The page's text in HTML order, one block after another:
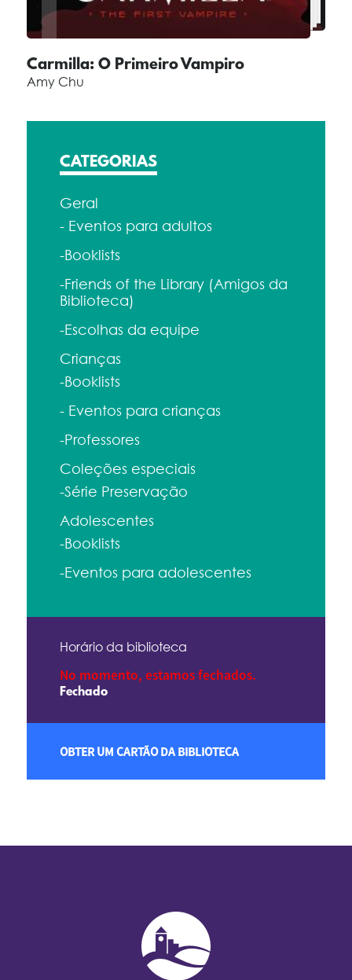
Carmilla: O Primeiro Vampiro
Amy Chu
CATEGORIAS
Geral
- Eventos para adultos
-Booklists
-Friends of the Library (Amigos da
Biblioteca)
-Escolhas da equipe
Crianças
-Booklists
- Eventos para crianças
-Professores
Coleções especiais
-Série Preservação
Adolescentes
-Booklists
-Eventos para adolescentes
Horário da biblioteca
No momento, estamos fechados.
Fechado
OBTER UM CARTÃO DA BIBLIOTECA